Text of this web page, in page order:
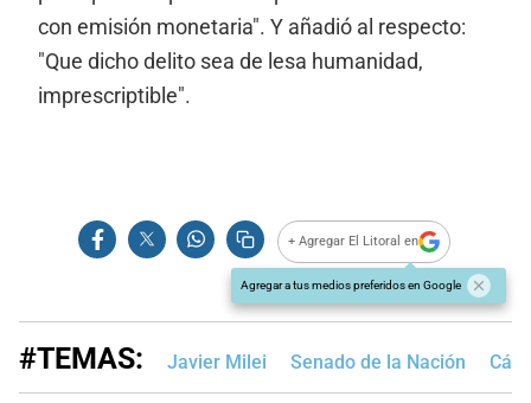
con emisión monetaria". Y añadió al respecto:
"Que dicho delito sea de lesa humanidad,
imprescriptible".
+ Agregar El Litoral en
Agregar a tus medios preferidos en Google
#TEMAS: Javier Milei Senado de la Nación